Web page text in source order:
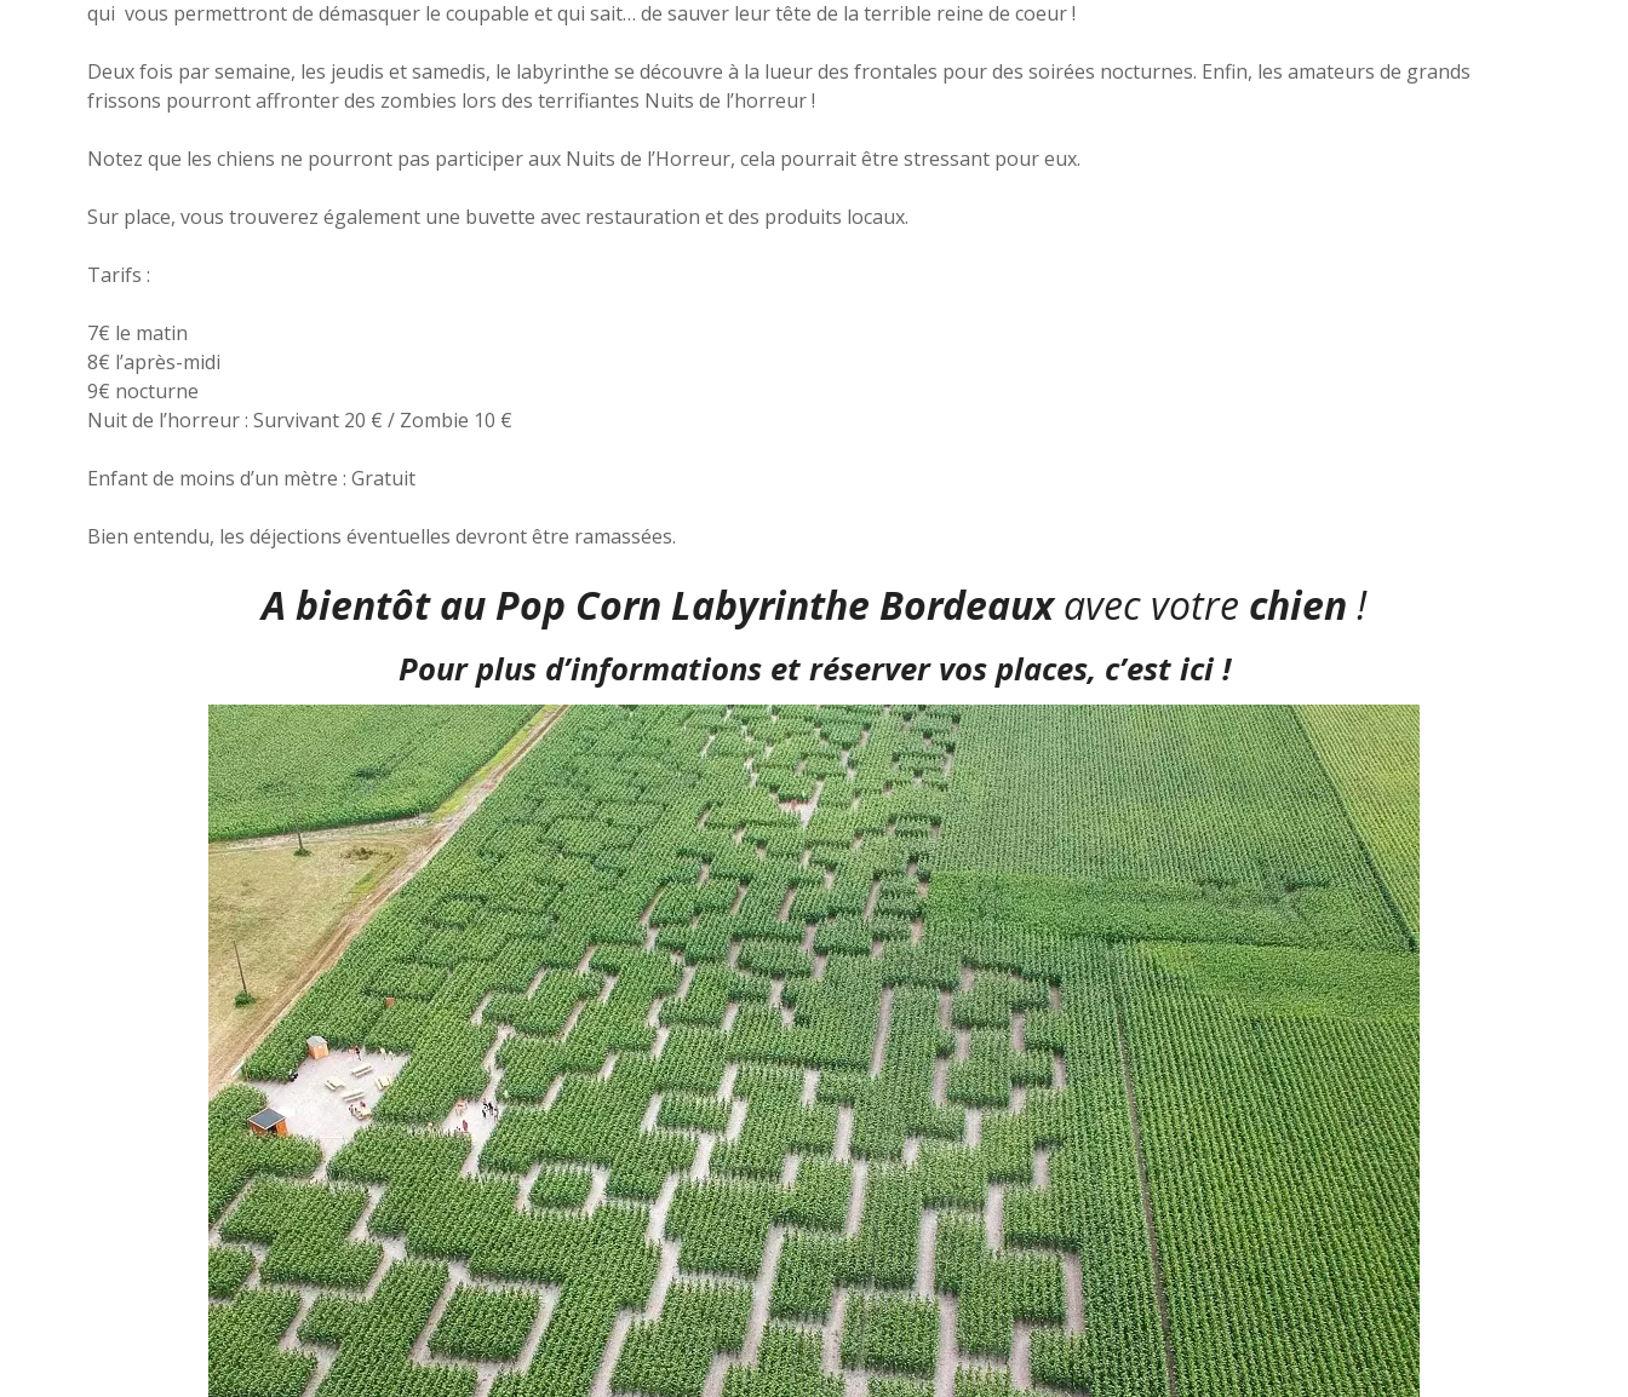
qui vous permettront de démasquer le coupable et qui sait… de sauver leur tête de la terrible reine de coeur !
Deux fois par semaine, les jeudis et samedis, le labyrinthe se découvre à la lueur des frontales pour des soirées nocturnes. Enfin, les amateurs de grands
frissons pourront affronter des zombies lors des terrifiantes Nuits de l’horreur !
Notez que les chiens ne pourront pas participer aux Nuits de l’Horreur, cela pourrait être stressant pour eux.
Sur place, vous trouverez également une buvette avec restauration et des produits locaux.
Tarifs :
7€ le matin
8€ l’après-midi
9€ nocturne
Nuit de l’horreur : Survivant 20 € / Zombie 10 €
Enfant de moins d’un mètre : Gratuit
Bien entendu, les déjections éventuelles devront être ramassées.
A bientôt au Pop Corn Labyrinthe Bordeauxavec votre chien !
Pour plus d’informations et réserver vos places, c’est ici !